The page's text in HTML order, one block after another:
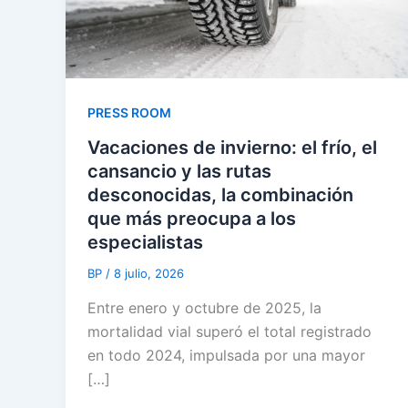
PRESS ROOM
Vacaciones de invierno: el frío, el
cansancio y las rutas
desconocidas, la combinación
que más preocupa a los
especialistas
BP / 8 julio, 2026
Entre enero y octubre de 2025, la
mortalidad vial superó el total registrado
en todo 2024, impulsada por una mayor
[…]